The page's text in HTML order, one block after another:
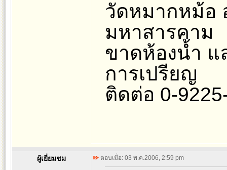
วัดหมากหม้อ
มหาสารคาม
ขาดห้องน้ำ แ
การเปรียญ
ติดต่อ 0-
ผู้เยี่ยมชม ตอบเมื่อ: 03 พ.ค.2006, 2:59 pm